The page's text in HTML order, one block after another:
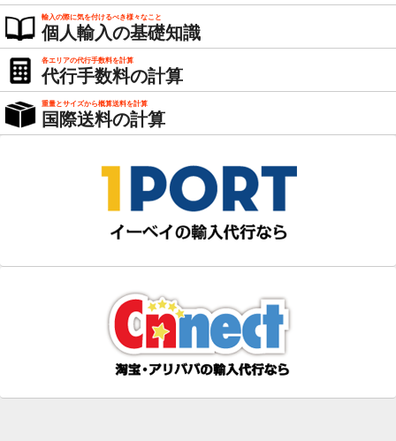
輸入の際に気を付けるべき様々なこと
個人輸入の基礎知識
各エリアの代行手数料を計算
代行手数料の計算
重量とサイズから概算送料を計算
国際送料の計算